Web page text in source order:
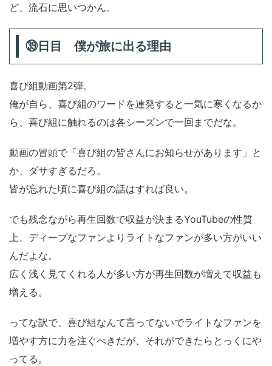
ど、流石に思いつかん。
㊴日目 僕が旅に出る理由
喜び組動画第2弾。
俺が自ら、喜び組のワードを連発すると一気に寒くなるか
ら、喜び組に触れるのは各シーズンで一回までだな。
動画の冒頭で「喜び組の皆さんにお知らせがあります」と
か、ダサすぎるだろ。
皆が忘れた頃に喜び組の話はすれば良い。
でも残念ながら再生回数で収益が決まるYouTubeの性質
上、ディープなファンよりライトなファンが多い方がいい
んだよな。
広く浅く見てくれる人が多い方が再生回数が増えて収益も
増える。
ってな訳で、喜び組なんて言ってないでライトなファンを
増やす方に力を注ぐべきだが、それができたらとっくにや
ってる。